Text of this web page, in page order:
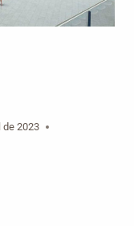
de 2023